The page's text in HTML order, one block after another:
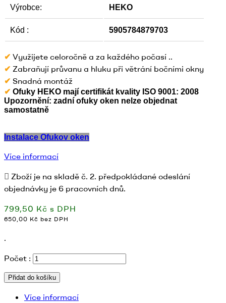
Výrobce: HEKO
Kód : 5905784879703
✔ Využijete celoročně a za každého počasí ..
✔ Zabraňují průvanu a hluku při větrání bočními okny
✔ Snadná montáž
✔ Ofuky HEKO mají certifikát kvality ISO 9001: 2008
Upozornění: zadní ofuky oken nelze objednat
samostatně
Instalace Ofukov oken
Více informací
Zboží je na skladě č. 2. předpokládané odeslání
objednávky je 6 pracovních dnů.
799,50 Kč s DPH
650,00 Kč bez DPH
.
Počet :
Přidat do košíku
Více informací